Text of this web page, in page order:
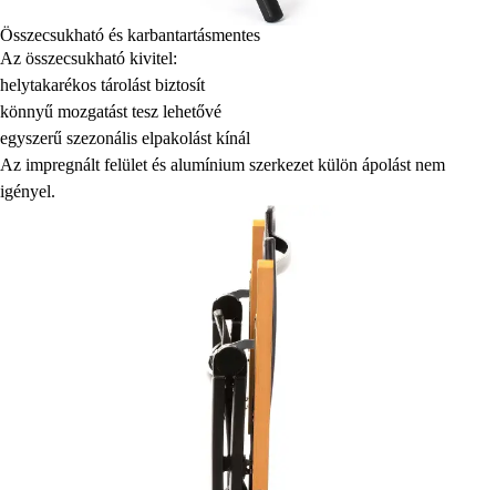
Összecsukható és karbantartásmentes
Az összecsukható kivitel:
helytakarékos tárolást biztosít
könnyű mozgatást tesz lehetővé
egyszerű szezonális elpakolást kínál
Az impregnált felület és alumínium szerkezet külön ápolást nem
igényel.